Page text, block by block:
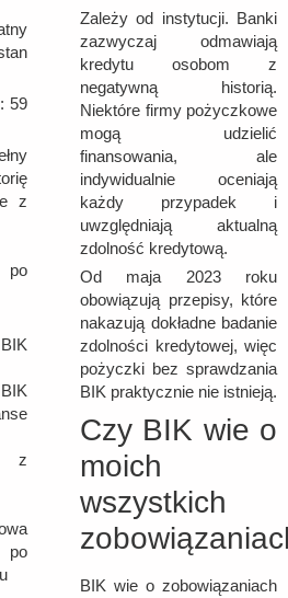
59
z
z
po
Zależy od instytucji. Banki
zazwyczaj odmawiają
kredytu osobom z
negatywną historią.
Niektóre firmy pożyczkowe
mogą udzielić
finansowania, ale
indywidualnie oceniają
każdy przypadek i
uwzględniają aktualną
zdolność kredytową.
Od maja 2023 roku
obowiązują przepisy, które
nakazują dokładne badanie
zdolności kredytowej, więc
pożyczki bez sprawdzania
BIK praktycznie nie istnieją.
Czy BIK wie o
moich
wszystkich
BIK wie o zobowiązaniach